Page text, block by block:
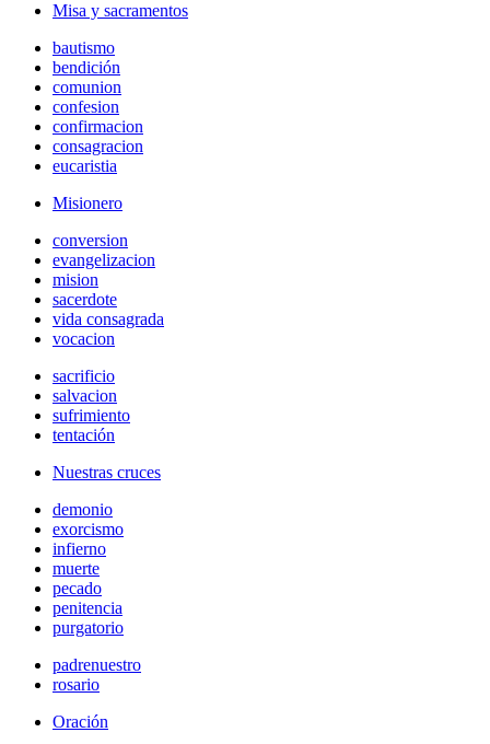
Misa y sacramentos
bautismo
bendición
comunion
confesion
confirmacion
consagracion
eucaristia
Misionero
conversion
evangelizacion
mision
sacerdote
vida consagrada
vocacion
sacrificio
salvacion
sufrimiento
tentación
Nuestras cruces
demonio
exorcismo
infierno
muerte
pecado
penitencia
purgatorio
padrenuestro
rosario
Oración